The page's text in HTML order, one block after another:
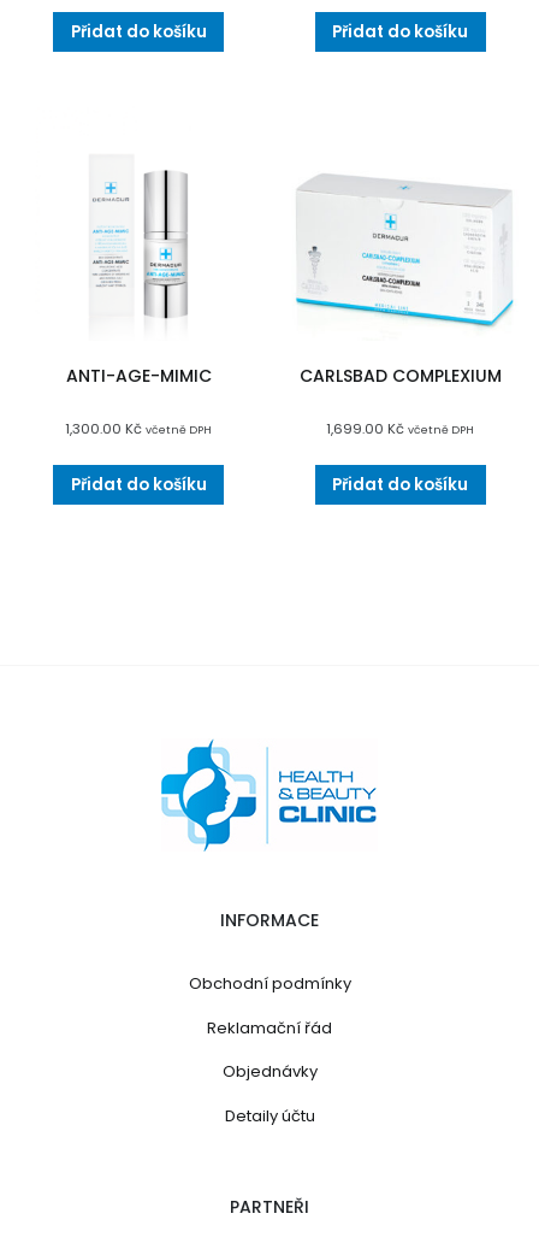
Přidat do košíku Přidat do košíku
ANTI-AGE-MIMIC
1,300.00Kč včetně DPH
Přidat do košíku
CARLSBAD COMPLEXIUM
1,699.00Kč včetně DPH
Přidat do košíku
INFORMACE
Obchodní podmínky
Reklamační řád
Objednávky
Detaily účtu
PARTNEŘI